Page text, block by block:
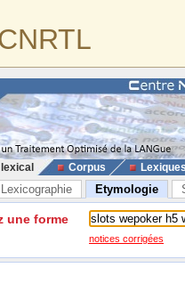
Corpus
Lexicographie Etymologie
une forme
notices corrigées